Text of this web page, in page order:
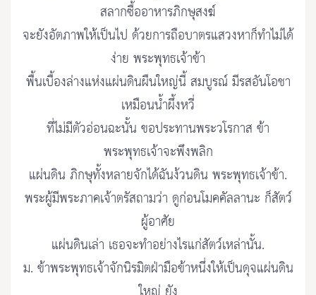
สลากซื้ออาหารภิกษุสงฆ์
จะยังอัตภาพให้เป็นไป ด้วยการถือบาตรแสวงหาก็ทําไม่ได้
ง่าย พระพุทธเจ้าข้า
พื้นเบื้องล่างแห่งแผ่นดินผืนใหญ่นี้ สมบูรณ์ มีรสอันโอชา
เหมือนน้ำผึ้งหวี่
ที่ไม่มีตัวอ่อนฉะนั้น ขอประทานพระวโรกาส ข้า
พระพุทธเจ้าจะพึงพลิก
แผ่นดิน ภิกษุทั้งหลายจักได้ฉันง้วนดิน พระพุทธเจ้าข้า.
พระผู้มีพระภาคเจ้าตรัสถามว่า ดูก่อนโมคคัลลานะ ก็สัตว์
ผู้อาศัย
แผ่นดินเล่า เธอจะทําอย่างไรแก่สัตว์เหล่านั้น.
ม. ข้าพระพุทธเจ้าจักนิรมิตฝ่ามือข้าหนึ่งให้เป็นดุจแผ่นดิน